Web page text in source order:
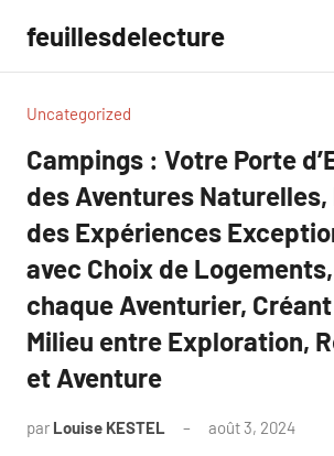
contenu
feuillesdelecture
Uncategorized
Campings : Votre Porte
des Aventures
des Expériences
avec Choix de
chaque Aventurier,
Milieu entre Exploration,
et Aventure
par Louise KESTEL août 3, 2024